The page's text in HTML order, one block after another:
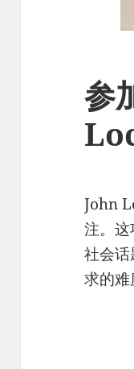
参
John
注。
社会
求的